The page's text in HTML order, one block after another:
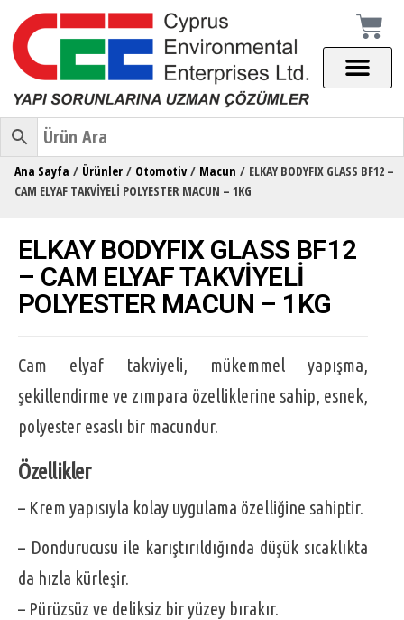
Ana Sayfa / Ürünler / Otomotiv/ Macun / ELKAY BODYFIX GLASS BF12 –
CAM ELYAF TAKVİYELİ POLYESTER MACUN – 1KG
ELKAY BODYFIX GLASS BF12
– CAM ELYAF TAKVİYELİ
POLYESTER MACUN – 1KG
Cam elyaf takviyeli, mükemmel yapışma,
şekillendirme ve zımpara özelliklerine sahip, esnek,
polyester esaslı bir macundur.
Özellikler
– Krem yapısıyla kolay uygulama özelliğine sahiptir.
– Dondurucusu ile karıştırıldığında düşük sıcaklıkta
da hızla kürleşir.
– Pürüzsüz ve deliksiz bir yüzey bırakır.